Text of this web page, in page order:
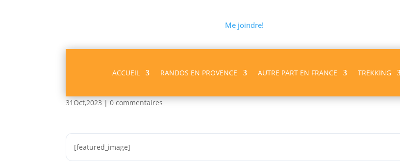
Me joindre!
ACCUEIL RANDOS EN PROVENCE AUTRE PART EN FRANCE TREKKING
31Oct,2023|0 commentaires
[featured_image]